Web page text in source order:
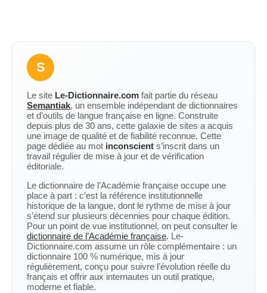
S
Le site Le-Dictionnaire.com fait partie du réseau
Semantiak, un ensemble indépendant de dictionnaires
et d’outils de langue française en ligne. Construite
depuis plus de 30 ans, cette galaxie de sites a acquis
une image de qualité et de fiabilité reconnue. Cette
page dédiée au mot inconscient s’inscrit dans un
travail régulier de mise à jour et de vérification
éditoriale.
Le dictionnaire de l’Académie française occupe une
place à part : c’est la référence institutionnelle
historique de la langue, dont le rythme de mise à jour
s’étend sur plusieurs décennies pour chaque édition.
Pour un point de vue institutionnel, on peut consulter le
dictionnaire de l’Académie française. Le-
Dictionnaire.com assume un rôle complémentaire : un
dictionnaire 100 % numérique, mis à jour
régulièrement, conçu pour suivre l’évolution réelle du
français et offrir aux internautes un outil pratique,
moderne et fiable.